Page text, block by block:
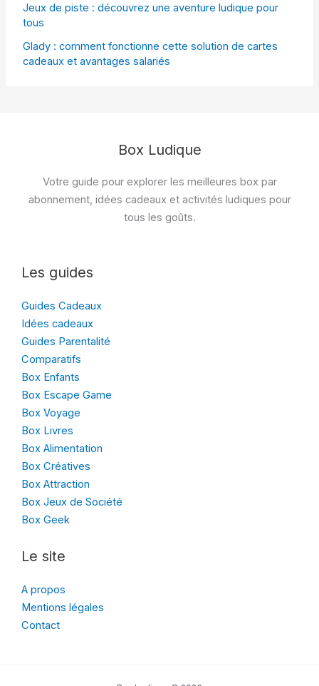
Jeux de piste : découvrez une aventure ludique pour
tous
Glady : comment fonctionne cette solution de cartes
cadeaux et avantages salariés
Box Ludique
Votre guide pour explorer les meilleures box par
abonnement, idées cadeaux et activités ludiques pour
tous les goûts.
Les guides
Guides Cadeaux
Idées cadeaux
Guides Parentalité
Comparatifs
Box Enfants
Box Escape Game
Box Voyage
Box Livres
Box Alimentation
Box Créatives
Box Attraction
Box Jeux de Société
Box Geek
Le site
A propos
Mentions légales
Contact